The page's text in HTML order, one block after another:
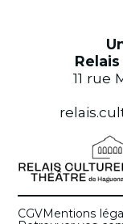
11 rue
CGVMentions